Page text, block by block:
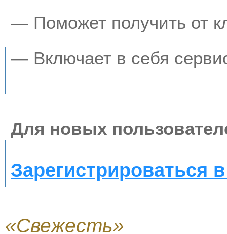
— Поможет получить от
— Включает в себя
Для новых
Зарегистрироваться
«Свежесть»